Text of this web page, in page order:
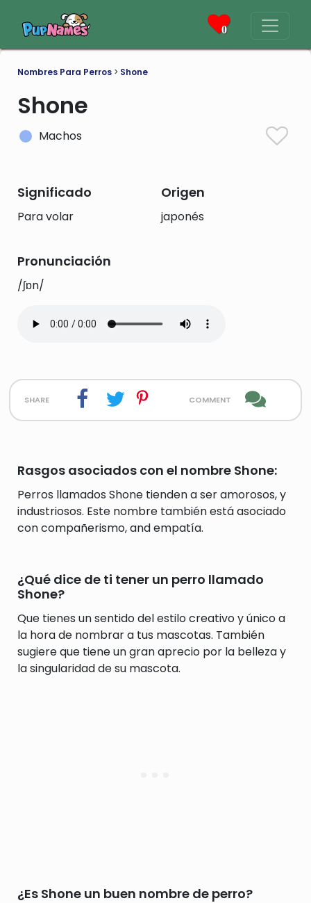
0
Nombres Para Perros > Shone
Shone
Machos
Significado
Para volar
Origen
japonés
Pronunciación
/ʃɒn/
share comment
Rasgos asociados con el nombre Shone:
Perros llamados Shone tienden a ser amorosos, y
industriosos. Este nombre también está asociado
con compañerismo, and empatía.
¿Qué dice de ti tener un perro llamado
Shone?
Que tienes un sentido del estilo creativo y único a
la hora de nombrar a tus mascotas. También
sugiere que tiene un gran aprecio por la belleza y
la singularidad de su mascota.
¿Es Shone un buen nombre de perro?